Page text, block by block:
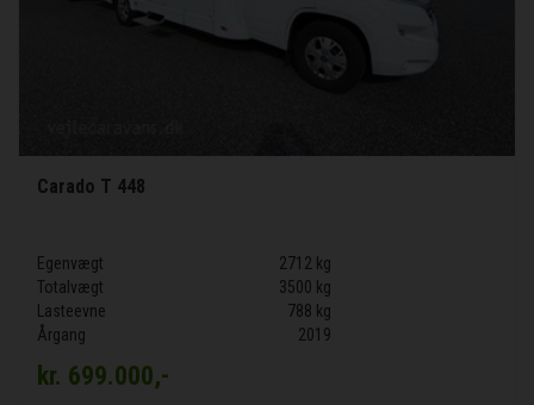
Carado T 448
Egenvægt
2712 kg
Totalvægt
3500 kg
Lasteevne
788 kg
Årgang
2019
kr. 699.000,-